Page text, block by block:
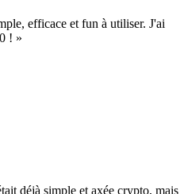
efficace et fun à utiliser. J'ai
! »
déjà simple et axée crypto, mais